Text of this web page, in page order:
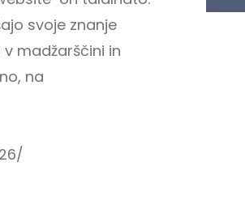
svoje znanje
madžarščini in
na